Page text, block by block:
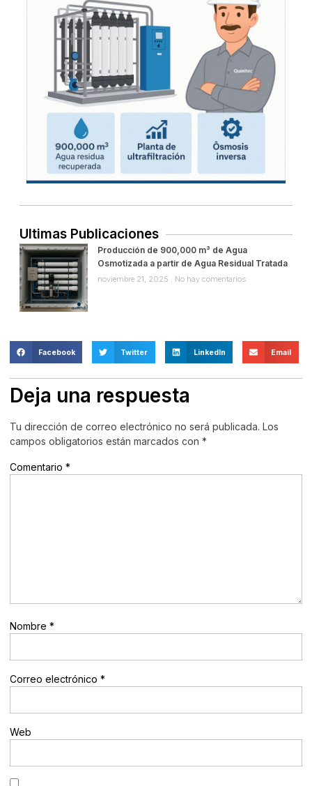
Ultimas Publicaciones
Producción de 900,000 m³ de Agua
Osmotizada a partir de Agua Residual Tratada
noviembre 21, 2025 No hay comentarios
Facebook Twitter LinkedIn Email
Deja una respuesta
Tu dirección de correo electrónico no será publicada. Los
campos obligatorios están marcados con *
Comentario *
Nombre *
Correo electrónico *
Web